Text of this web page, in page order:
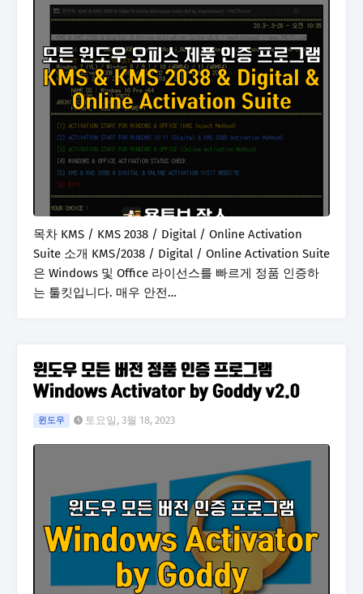
목차 KMS / KMS 2038 / Digital / Online Activation
Suite 소개 KMS/2038 / Digital / Online Activation Suite
은 Windows 및 Office 라이선스를 빠르게 정품 인증하
는 툴킷입니다. 매우 안전…
윈도우 모든 버전 정품 인증 프로그램
Windows Activator by Goddy v2.0
윈도우 토요일, 3월 18, 2023